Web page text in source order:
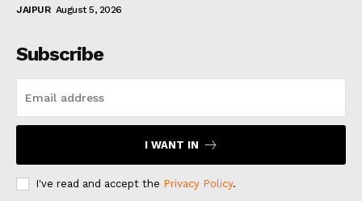
JAIPUR August 5, 2026
Subscribe
I WANT IN
I've read and accept the Privacy Policy.